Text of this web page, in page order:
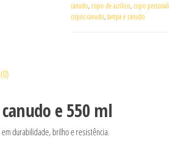
canudo, copo de acrilico, copo
copos canudo, tampa e canudo
e 550 ml
durabilidade, brilho e resistência.